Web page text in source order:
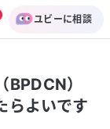
ユビーに相談
）
らよいです